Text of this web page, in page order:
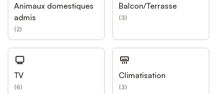
Animaux domestiques
admis
(2)
Balcon/Terrasse
(3)
TV
(6)
Climatisation
(3)